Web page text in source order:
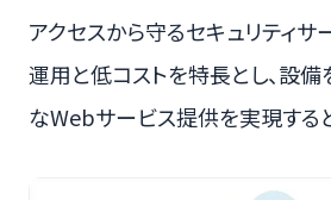
アクセスから守るセキュリティサ
運用と低コストを特長とし、設
なWebサービス提供を実現する